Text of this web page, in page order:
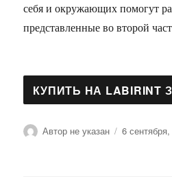
себя и окружающих помогут
представленные во второй
Автор
Автор не указан 6